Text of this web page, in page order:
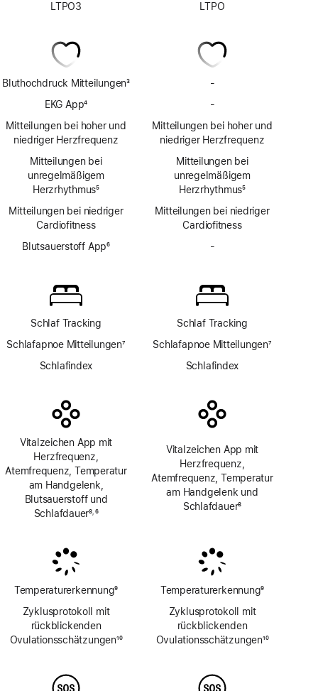
LTPO3
Bluthochdruck Mitteilungen3
EKG App4
Mitteilungen bei hoher und
niedriger Herzfrequenz
Mitteilungen bei
unregelmäßigem
Herzrhythmus5
Mitteilungen bei niedriger
Cardio­fitness
Blutsauerstoff App6
Schlaf Tracking
Schlafapnoe Mitteilungen7
Schlafindex
Vitalzeichen App mit
Herzfrequenz,
Atemfrequenz, Temperatur
am Handgelenk,
Blutsauerstoff und
Schlafdauer8, 6
Temperaturerkennung9
Zyklusprotokoll mit
rückblickenden
Ovulations­schätzungen10
LTPO
-
teilungen
-
App
Mitteilungen bei hoher und
niedriger Herzfrequenz
Mitteilungen bei
unregelmäßigem
Herzrhythmus5
Mitteilungen bei niedriger
Cardio­fitness
-
Schlaf Tracking
Schlafapnoe Mitteilungen7
Schlafindex
Vitalzeichen App mit
Herzfrequenz,
Atemfrequenz, Temperatur
am Handgelenk und
Schlafdauer8
Temperaturerkennung9
Zyklusprotokoll mit
rückblickenden
Ovulations­schätzungen10